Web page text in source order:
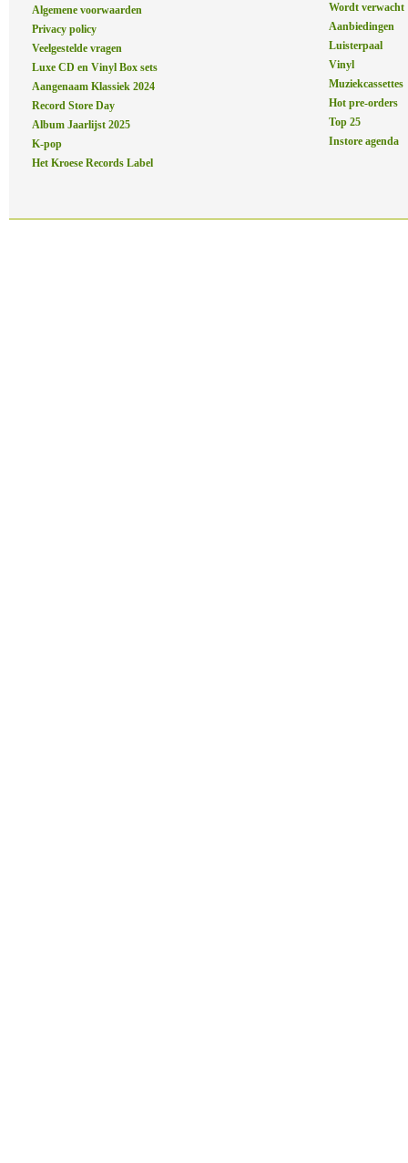
Algemene voorwaarden
Privacy policy
Veelgestelde vragen
Luxe CD en Vinyl Box sets
Aangenaam Klassiek 2024
Record Store Day
Album Jaarlijst 2025
K-pop
Het Kroese Records Label
Wordt verwacht
Aanbiedingen
Luisterpaal
Vinyl
Muziekcassettes
Hot pre-orders
Top 25
Instore agenda